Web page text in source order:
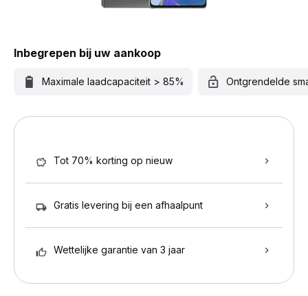
Inbegrepen bij uw aankoop
Maximale laadcapaciteit > 85% Ontgrendelde
Tot 70% korting op nieuw
Gratis levering bij een afhaalpunt
Wettelijke garantie van 3 jaar